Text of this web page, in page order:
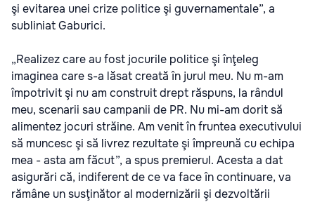
şi evitarea unei crize politice şi guvernamentale”, a
subliniat Gaburici.
„Realizez care au fost jocurile politice şi înţeleg
imaginea care s-a lăsat creată în jurul meu. Nu m-am
împotrivit şi nu am construit drept răspuns, la rândul
meu, scenarii sau campanii de PR. Nu mi-am dorit să
alimentez jocuri străine. Am venit în fruntea executivului
să muncesc şi să livrez rezultate şi împreună cu echipa
mea - asta am făcut”, a spus premierul. Acesta a dat
asigurări că, indiferent de ce va face în continuare, va
rămâne un susţinător al modernizării şi dezvoltării